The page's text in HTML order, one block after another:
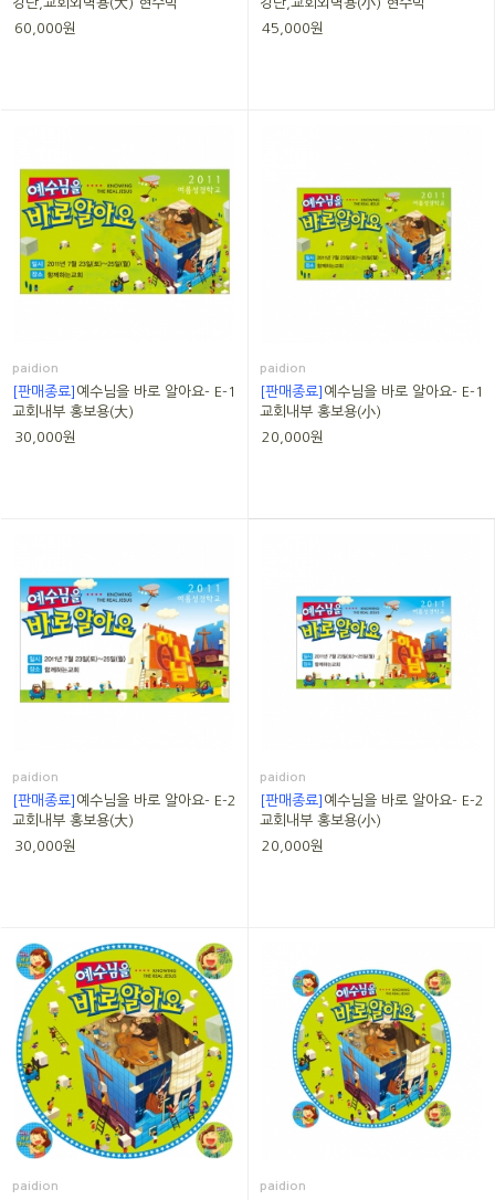
60,000원
45,000원
paidion
[판매종료] 예수님을 바로 알아요- E-1
교회내부 홍보용(大)
30,000원
paidion
[판매종료] 예수님을 바로 알아요- E-1
교회내부 홍보용(小)
20,000원
paidion
[판매종료] 예수님을 바로 알아요- E-2
교회내부 홍보용(大)
30,000원
paidion
[판매종료] 예수님을 바로 알아요- E-2
교회내부 홍보용(小)
20,000원
paidion paidion